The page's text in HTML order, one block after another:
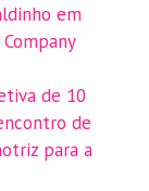
em
de 10
de
para a